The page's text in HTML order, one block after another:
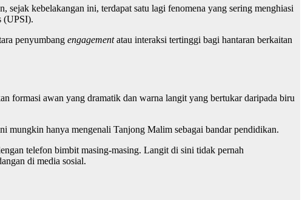
kebelakangan ini, terdapat satu lagi fenomena yang sering menghiasi
(UPSI).
penyumbang engagementatau interaksi tertinggi bagi hantaran berkaitan
formasi awan yang dramatik dan warna langit yang bertukar daripada biru
mungkin hanya mengenali Tanjong Malim sebagai bandar pendidikan.
telefon bimbit masing-masing. Langit di sini tidak pernah
di media sosial.